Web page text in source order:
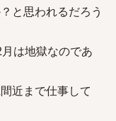
と思われるだろう
は地獄なのであ
近まで仕事して